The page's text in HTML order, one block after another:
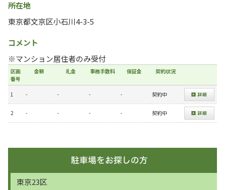
所在地
東京都文京区小石川4-3-5
コメント
※マンション居住者のみ受付
区画
番号
金額 礼金 事務手数料 保証金 契約状況
1 - - - - 契約中
2 - - - - 契約中
東京23区